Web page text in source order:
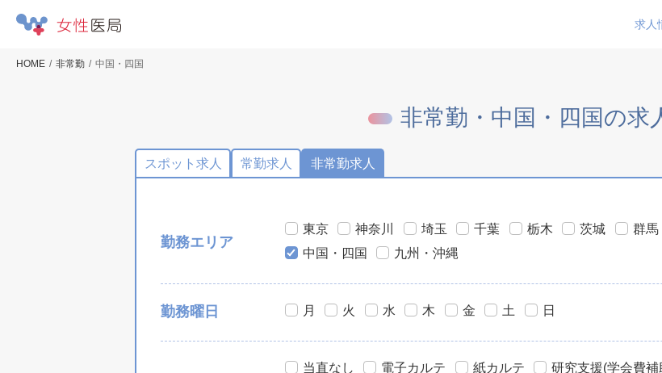
求人
HOME 非常勤 中国・四国
非常勤・中国・四国の求
スポット求人 常勤求人 非常勤求人
勤務エリア
東京 神奈川 埼玉 千葉 栃木 茨城 群馬
中国・四国
九州・沖縄
勤務曜日 月 火 水 木 金 土 日
当直なし 電子カルテ 紙カルテ 研究支援(学会費補